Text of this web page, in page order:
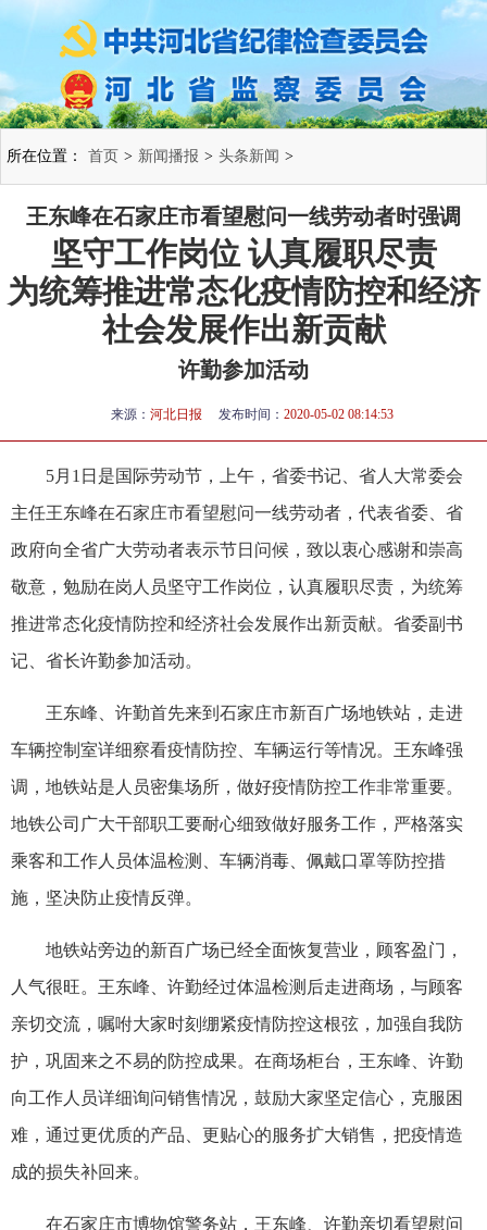
所在位置： 首页 > 新闻播报 > 头条新闻 >
王东峰在石家庄市看望慰问一线劳动者时强调
坚守工作岗位 认真履职尽责
为统筹推进常态化疫情防控和经济
社会发展作出新贡献
许勤参加活动
来源： 河北日报 发布时间： 2020-05-02 08:14:53
5月1日是国际劳动节，上午，省委书记、省人大常委会
主任王东峰在石家庄市看望慰问一线劳动者，代表省委、省
政府向全省广大劳动者表示节日问候，致以衷心感谢和崇高
敬意，勉励在岗人员坚守工作岗位，认真履职尽责，为统筹
推进常态化疫情防控和经济社会发展作出新贡献。省委副书
记、省长许勤参加活动。
王东峰、许勤首先来到石家庄市新百广场地铁站，走进
车辆控制室详细察看疫情防控、车辆运行等情况。王东峰强
调，地铁站是人员密集场所，做好疫情防控工作非常重要。
地铁公司广大干部职工要耐心细致做好服务工作，严格落实
乘客和工作人员体温检测、车辆消毒、佩戴口罩等防控措
施，坚决防止疫情反弹。
地铁站旁边的新百广场已经全面恢复营业，顾客盈门，
人气很旺。王东峰、许勤经过体温检测后走进商场，与顾客
亲切交流，嘱咐大家时刻绷紧疫情防控这根弦，加强自我防
护，巩固来之不易的防控成果。在商场柜台，王东峰、许勤
向工作人员详细询问销售情况，鼓励大家坚定信心，克服困
难，通过更优质的产品、更贴心的服务扩大销售，把疫情造
成的损失补回来。
在石家庄市博物馆警务站，王东峰、许勤亲切看望慰问